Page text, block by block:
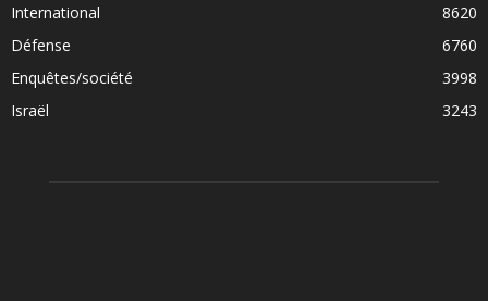
International
8620
Défense
6760
Enquêtes/société
3998
Israël
3243